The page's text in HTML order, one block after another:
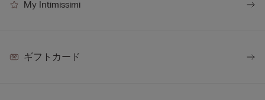
My Intimissimi
ギフトカード